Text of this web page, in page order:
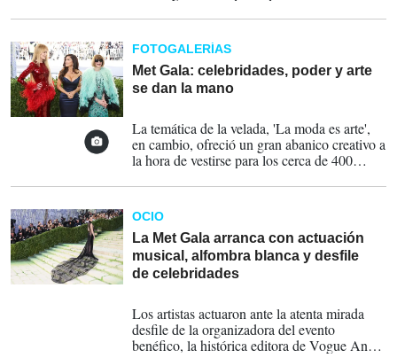
regular la temperatura de los astronautas.
FOTOGALERÍAS
Met Gala: celebridades, poder y arte
se dan la mano
La temática de la velada, 'La moda es arte',
en cambio, ofreció un gran abanico creativo a
la hora de vestirse para los cerca de 400
como Beyoncé, Madonna y Blake Lively,
magnates tecnológicos y hasta miembros de
la realeza.
OCIO
La Met Gala arranca con actuación
musical, alfombra blanca y desfile
de celebridades
Los artistas actuaron ante la atenta mirada
desfile de la organizadora del evento
benéfico, la histórica editora de Vogue Anna